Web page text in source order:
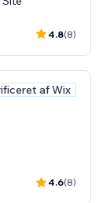
4.8(8)
af Wix
4.6(8)